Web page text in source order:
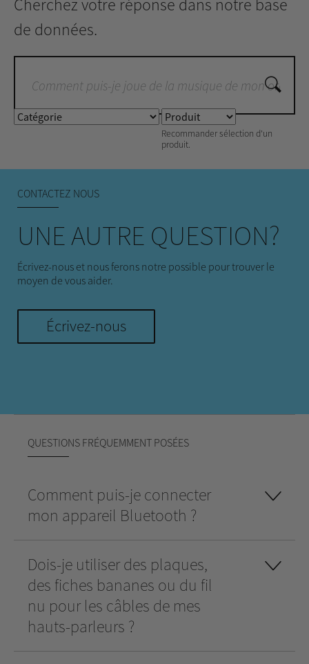
Cherchez votre réponse dans notre base
de données.
CONTACTEZ NOUS
UNE AUTRE QUESTION?
Écrivez-nous et nous ferons notre possible pour trouver le
moyen de vous aider.
Écrivez-nous
QUESTIONS FRÉQUEMMENT POSÉES
Recommander sélection d'un
produit.
Comment puis-je connecter
mon appareil Bluetooth ?
Dois-je utiliser des plaques,
des fiches bananes ou du fil
nu pour les câbles de mes
hauts-parleurs ?